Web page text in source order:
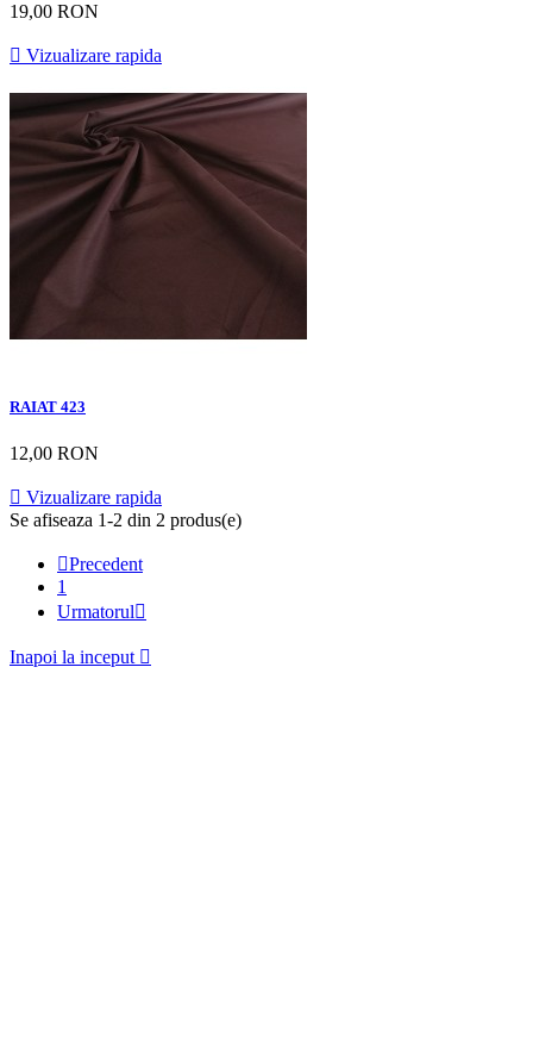
19,00 RON
 Vizualizare rapida
RAIAT 423
12,00 RON
 Vizualizare rapida
Se afiseaza 1-2 din 2 produs(e)
Precedent
1
Urmatorul
Inapoi la inceput 